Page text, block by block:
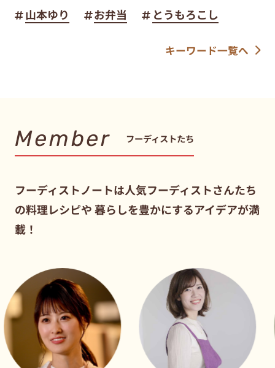
山本ゆり お弁当 とうもろこし
キーワード一覧へ
Member フーディストたち
フーディストノートは人気フーディストさんたち
の料理レシピや暮らしを豊かにするアイデアが満
載！